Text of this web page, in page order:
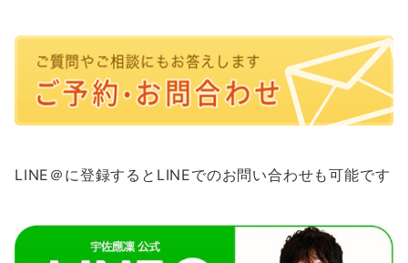
LINE＠に登録するとLINEでのお問い合わせも可能です